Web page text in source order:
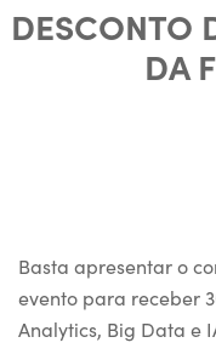
DESCONTO
DA
Basta apresentar o
evento para receber
Analytics, Big Data e